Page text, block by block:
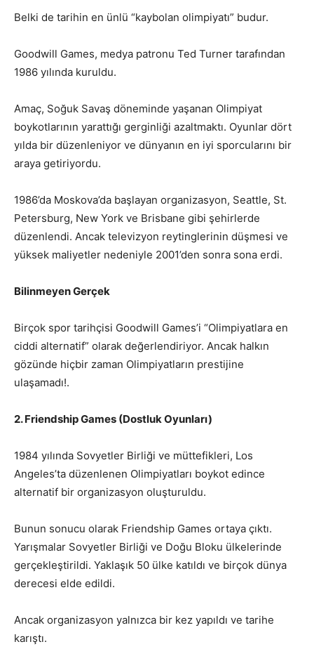
Belki de tarihin en ünlü “kaybolan olimpiyatı” budur.
Goodwill Games, medya patronu Ted Turner tarafından
1986 yılında kuruldu.
Amaç, Soğuk Savaş döneminde yaşanan Olimpiyat
boykotlarının yarattığı gerginliği azaltmaktı. Oyunlar dört
yılda bir düzenleniyor ve dünyanın en iyi sporcularını bir
araya getiriyordu.
1986’da Moskova’da başlayan organizasyon, Seattle, St.
Petersburg, New York ve Brisbane gibi şehirlerde
düzenlendi. Ancak televizyon reytinglerinin düşmesi ve
yüksek maliyetler nedeniyle 2001’den sonra sona erdi.
Bilinmeyen Gerçek
Birçok spor tarihçisi Goodwill Games’i “Olimpiyatlara en
ciddi alternatif” olarak değerlendiriyor. Ancak halkın
gözünde hiçbir zaman Olimpiyatların prestijine
ulaşamadı!.
2. Friendship Games (Dostluk Oyunları)
1984 yılında Sovyetler Birliği ve müttefikleri, Los
Angeles’ta düzenlenen Olimpiyatları boykot edince
alternatif bir organizasyon oluşturuldu.
Bunun sonucu olarak Friendship Games ortaya çıktı.
Yarışmalar Sovyetler Birliği ve Doğu Bloku ülkelerinde
gerçekleştirildi. Yaklaşık 50 ülke katıldı ve birçok dünya
derecesi elde edildi.
Ancak organizasyon yalnızca bir kez yapıldı ve tarihe
karıştı.